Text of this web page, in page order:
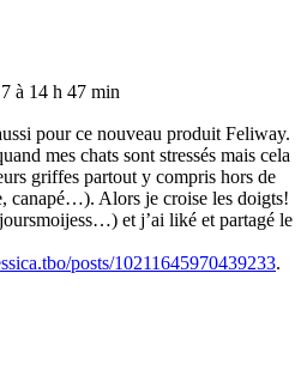
à 14 h 47 min
pour ce nouveau produit Feliway.
mes chats sont stressés mais cela
griffes partout y compris hors de
canapé…). Alors je croise les doigts!
et j’ai liké et partagé le
posts/10211645970439233.